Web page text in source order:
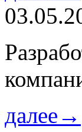
далее→